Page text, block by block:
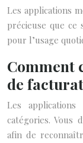
Les applications
précieuse que
pour l’usage
Comment
de
Les
catégories. Vous
afin de